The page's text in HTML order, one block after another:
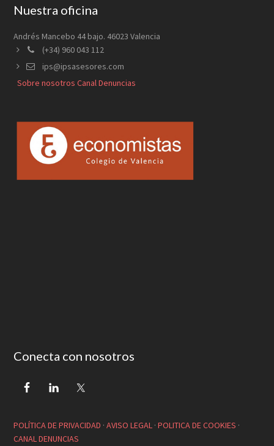
Footer
Nuestra oficina
Andrés Mancebo 44 bajo. 46023 Valencia
(+34) 960 043 112
ips@ipsasesores.com
Sobre nosotros Canal Denuncias
Conecta con nosotros
POLÍTICA DE PRIVACIDAD ·AVISO LEGAL ·POLITICA DE COOKIES ·
CANAL DENUNCIAS